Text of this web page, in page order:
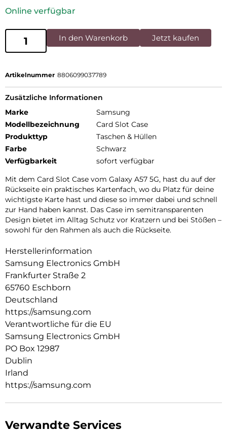
Online verfügbar
In den Warenkorb Jetzt kaufen
Artikelnummer 8806099037789
Zusätzliche Informationen
Marke
Samsung
Modellbezeichnung
Card Slot Case
Produkttyp
Taschen & Hüllen
Farbe
Schwarz
Verfügbarkeit
sofort verfügbar
Mit dem Card Slot Case vom Galaxy A57 5G, hast du auf der
Rückseite ein praktisches Kartenfach, wo du Platz für deine
wichtigste Karte hast und diese so immer dabei und schnell
zur Hand haben kannst. Das Case im semitransparenten
Design bietet im Alltag Schutz vor Kratzern und bei Stößen –
sowohl für den Rahmen als auch die Rückseite.
Herstellerinformation
Samsung Electronics GmbH
Frankfurter Straße 2
65760 Eschborn
Deutschland
https://samsung.com
Verantwortliche für die EU
Samsung Electronics GmbH
PO Box 12987
Dublin
Irland
https://samsung.com
Verwandte Services